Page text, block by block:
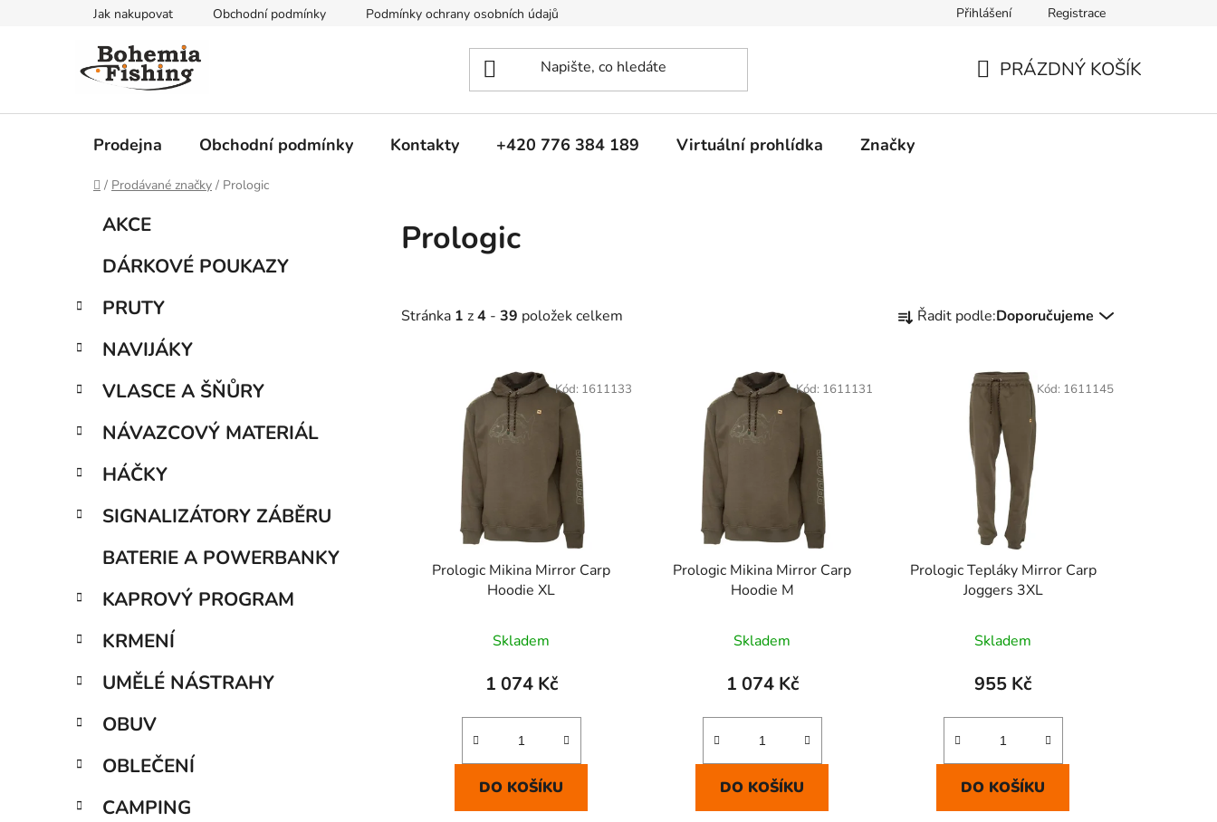
Jak nakupovat Obchodní podmínky Podmínky ochrany osobních údajů Přihlášení Registrace
PRÁZDNÝ KOŠÍK
Prodejna Obchodní podmínky Kontakty +420 776 384 189 Virtuální prohlídka Značky
Domů
/ Prodávané značky / Prologic
r
n
n
í
p
n
l
Přeskočit
kategorie
o
i
AKCE
DÁRKOVÉ POUKAZY
PRUTY
NAVIJÁKY
VLASCE A ŠŇŮRY
NÁVAZCOVÝ MATERIÁL
HÁČKY
SIGNALIZÁTORY ZÁBĚRU
BATERIE A POWERBANKY
KAPROVÝ PROGRAM
KRMENÍ
UMĚLÉ NÁSTRAHY
OBUV
OBLEČENÍ
CAMPING
Prologic
Stránka 1 z4 - 39 položek celkem
a Řadit podle:Doporučujeme
Prologic Mikina Mirror Carp
Hoodie XL
Skladem
1 074 Kč
DO KOŠÍKU
Kód: 1611133
Prologic Mikina Mirror Carp
Hoodie M
Skladem
1 074 Kč
DO KOŠÍKU
Kód: 1611131
Prologic Tepláky Mirror Carp
Joggers 3XL
Skladem
955 Kč
DO KOŠÍKU
Kód: 1611145